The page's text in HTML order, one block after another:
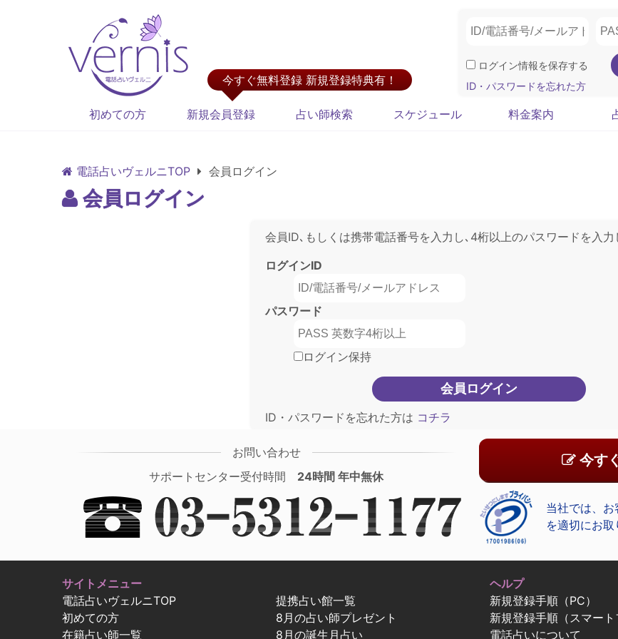
今すぐ無料登録 新規登録特典有！
ログイン情報を保存する
ID・パスワードを忘れた方
初めての方 新規会員登録 占い師検索 スケジュール 料金案内
電話占いヴェルニTOP 会員ログイン
会員ログイン
会員ID､もしくは携帯電話番号を入力し､4桁以上のパスワードを入力
ログインID
パスワード
ログイン保持
ID・パスワードを忘れた方は コチラ
お問い合わせ
サポートセンター受付時間 24時間 年中無休
今す
当社では、
を適切にお取
サイトメニュー
電話占いヴェルニTOP
初めての方
在籍占い師一覧
提携占い館一覧
8月の占い師プレゼント
8月の誕生月占い
ヘルプ
新規登録手順（PC）
新規登録手順（スマート
電話占いについて